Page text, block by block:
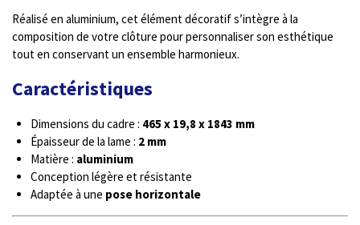
Réalisé en aluminium, cet élément décoratif s’intègre à la
composition de votre clôture pour personnaliser son esthétique
tout en conservant un ensemble harmonieux.
Caractéristiques
Dimensions du cadre : 465 x 19,8 x 1843 mm
Épaisseur de la lame : 2 mm
Matière : aluminium
Conception légère et résistante
Adaptée à une pose horizontale